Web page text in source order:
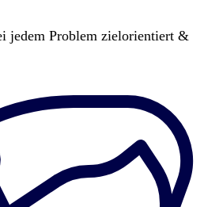
jedem Problem zielorientiert &